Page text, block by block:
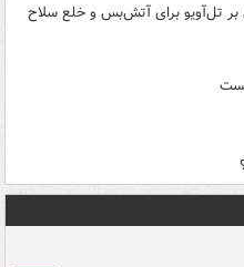
بر تل‌آویو برای آتش‌بس و خلع سلاح